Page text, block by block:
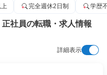
完全週休2日制 学歴
社員の転職・求人情報
詳細表示